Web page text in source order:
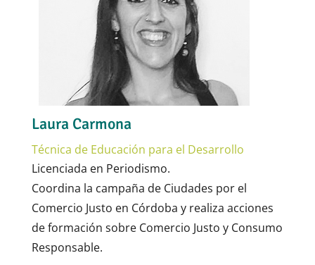
Laura Carmona
Técnica de Educación para el Desarrollo
Licenciada en Periodismo.
Coordina la campaña de Ciudades por el
Comercio Justo en Córdoba y realiza acciones
de formación sobre Comercio Justo y Consumo
Responsable.